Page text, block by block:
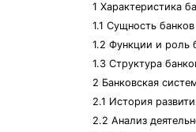
1 Характеристика
1.1 Сущность
1.2 Функции и роль
1.3 Структура
2 Банковская
2.1 История
2.2 Анализ